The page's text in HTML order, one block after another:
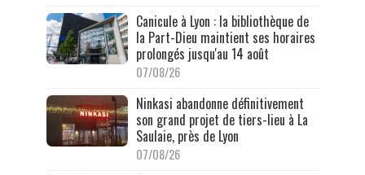
Canicule à Lyon : la bibliothèque de
la Part-Dieu maintient ses horaires
prolongés jusqu'au 14 août
07/08/26
Ninkasi abandonne définitivement
son grand projet de tiers-lieu à La
Saulaie, près de Lyon
07/08/26